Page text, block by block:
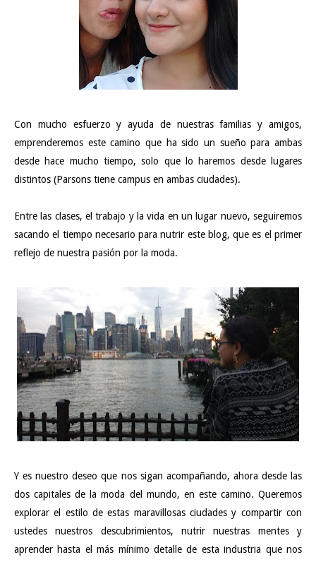
Con mucho esfuerzo y ayuda de nuestras familias y amigos,
emprenderemos este camino que ha sido un sueño para ambas
desde hace mucho tiempo, solo que lo haremos desde lugares
distintos (Parsons tiene campus en ambas ciudades).
Entre las clases, el trabajo y la vida en un lugar nuevo, seguiremos
sacando el tiempo necesario para nutrir este blog, que es el primer
reflejo de nuestra pasión por la moda.
Y es nuestro deseo que nos sigan acompañando, ahora desde las
dos capitales de la moda del mundo, en este camino. Queremos
explorar el estilo de estas maravillosas ciudades y compartir con
ustedes nuestros descubrimientos, nutrir nuestras mentes y
aprender hasta el más mínimo detalle de esta industria que nos